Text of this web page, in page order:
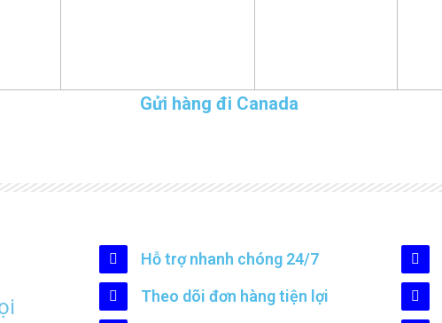
Gửi hàng đi Canada
Hỗ trợ nhanh chóng 24/7
Theo dõi đơn hàng tiện lợi